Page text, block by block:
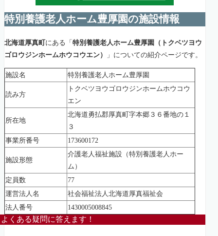
特別養護老人ホーム豊厚園の施設情報
北海道厚真町 にある「 特別養護老人ホーム豊厚園（トクベツヨウ
ゴロウジンホームホウコウエン）
」についての紹介ページです。
施設名 特別養護老人ホーム豊厚園
読み方
トクベツヨウゴロウジンホームホウコウ
エン
所在地
北海道勇払郡厚真町字本郷３６番地の１
３
事業所番号
173600172
施設形態
介護老人福祉施設（特別養護老人ホー
ム）
定員数
77
運営法人名
社会福祉法人北海道厚真福祉会
法人番号
1430005008845
よくある疑問に答えます！